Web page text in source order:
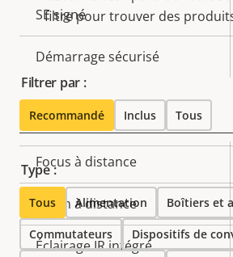
Description
de la
propriété
Valeur de
la
propriété
SE signé
Démarrage sécurisé
Général
Description
de la
propriété
la
propriété
Focus à distance
Zoom à distance
Éclairage IR intégré
filtre pour trouver des
Filtrer par :
Recommandé Inclus Tous
Type :
Tous Alimentation Boîtiers et
Commutateurs Dispositifs de